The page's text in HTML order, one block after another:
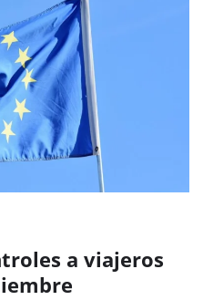
a viajeros